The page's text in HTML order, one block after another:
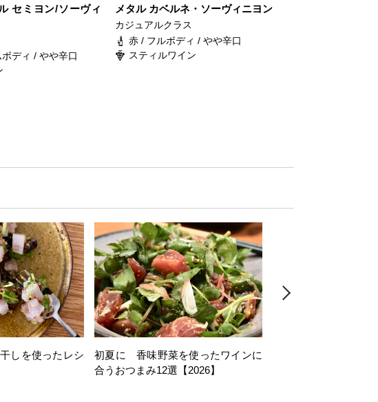
セミヨン/ソーヴィ
ディ / やや辛口
メタル カベルネ・ソーヴィニヨン
カジュアルクラス
赤 / フルボディ / やや辛口
スティルワイン
しを使ったレシ
初夏に 香味野菜を使ったワインに
合うおつまみ12選【2026】